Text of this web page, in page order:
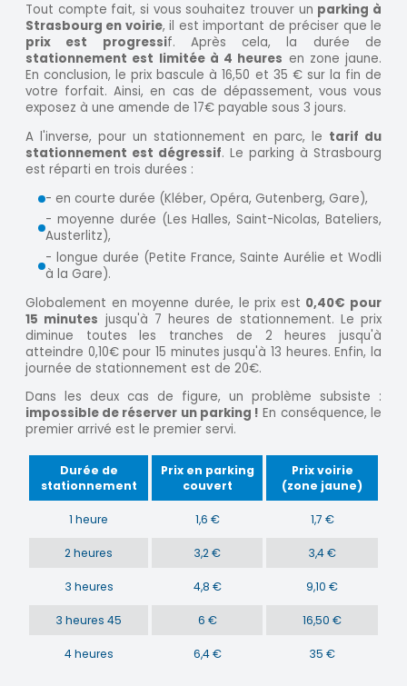
Tout compte fait, si vous souhaitez trouver un parking à
Strasbourg en voirie, il est important de préciser que le
prix est progressif. Après cela, la durée de
stationnement est limitée à 4 heures en zone jaune.
En conclusion, le prix bascule à 16,50 et 35 € sur la fin de
votre forfait. Ainsi, en cas de dépassement, vous vous
exposez à une amende de 17€ payable sous 3 jours.
A l'inverse, pour un stationnement en parc, le tarif du
stationnement est dégressif. Le parking à Strasbourg
est réparti en trois durées :
- en courte durée (Kléber, Opéra, Gutenberg, Gare),
- moyenne durée (Les Halles, Saint-Nicolas, Bateliers,
Austerlitz),
- longue durée (Petite France, Sainte Aurélie et Wodli
à la Gare).
Globalement en moyenne durée, le prix est 0,40€ pour
15 minutes jusqu'à 7 heures de stationnement. Le prix
diminue toutes les tranches de 2 heures jusqu'à
atteindre 0,10€ pour 15 minutes jusqu'à 13 heures. Enfin, la
journée de stationnement est de 20€.
Dans les deux cas de figure, un problème subsiste :
impossible de réserver un parking ! En conséquence, le
premier arrivé est le premier servi.
Durée de
stationnement
Prix en parking
couvert
Prix voirie
(zone jaune)
1 heure 1,6 € 1,7 €
2 heures 3,2 € 3,4 €
3 heures 4,8 € 9,10 €
3 heures 45 6 € 16,50 €
4 heures 6,4 € 35 €